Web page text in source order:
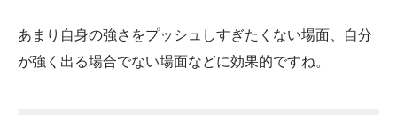
あまり自身の強さをプッシュしすぎたくない場面、自分
が強く出る場合でない場面などに効果的ですね。